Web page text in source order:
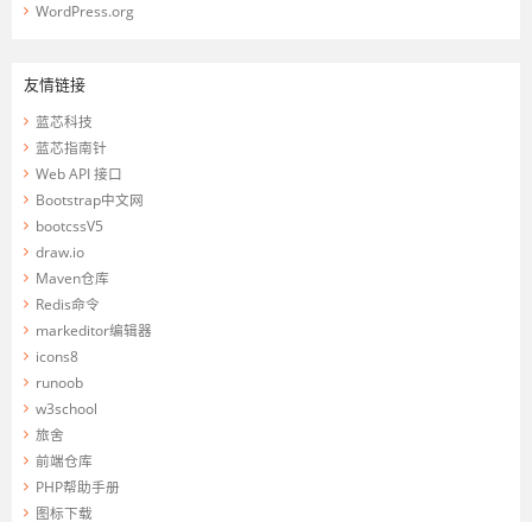
WordPress.org
友情链接
蓝芯科技
蓝芯指南针
Web API 接口
Bootstrap中文网
bootcssV5
draw.io
Maven仓库
Redis命令
markeditor编辑器
icons8
runoob
w3school
旅舍
前端仓库
PHP帮助手册
图标下载